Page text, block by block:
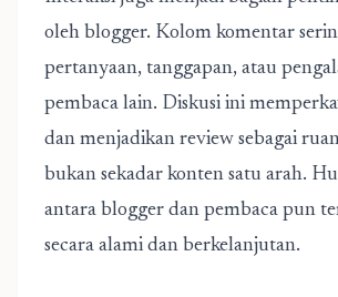
oleh blogger. Kolom komentar
pertanyaan, tanggapan, atau
pembaca lain. Diskusi ini
dan menjadikan review sebagai
bukan sekadar konten satu arah.
antara blogger dan pembaca pun
secara alami dan berkelanjutan.